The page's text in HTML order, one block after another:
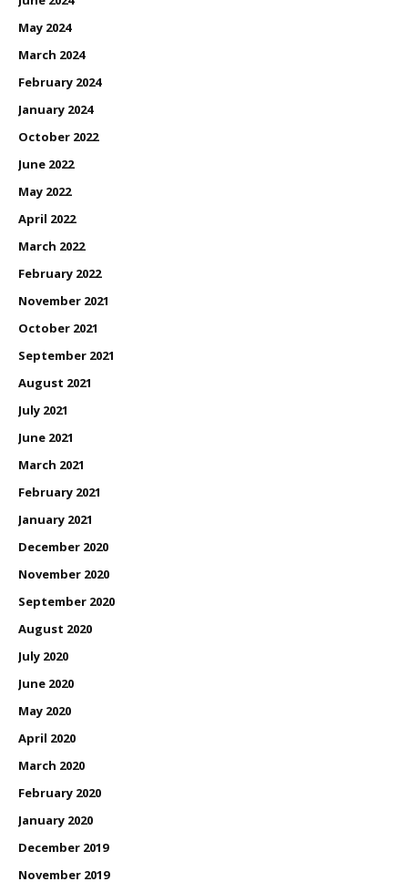
May 2024
March 2024
February 2024
January 2024
October 2022
June 2022
May 2022
April 2022
March 2022
February 2022
November 2021
October 2021
September 2021
August 2021
July 2021
June 2021
March 2021
February 2021
January 2021
December 2020
November 2020
September 2020
August 2020
July 2020
June 2020
May 2020
April 2020
March 2020
February 2020
January 2020
December 2019
November 2019